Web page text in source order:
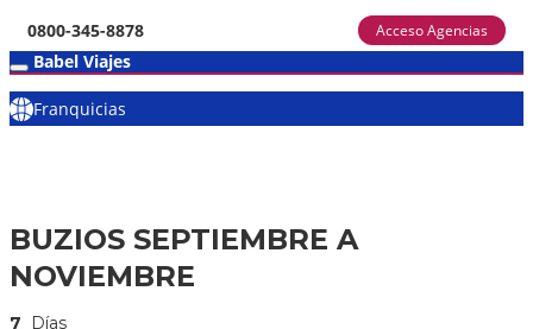
0800-345-8878 Acceso Agencias
Babel Viajes
Franquicias
BUZIOS SEPTIEMBRE A
NOVIEMBRE
7 Días